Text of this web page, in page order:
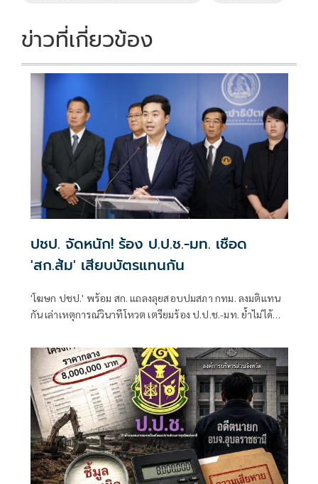
ข่าวที่เกี่ยวข้อง
ปชป. จัดหนัก! ร้อง ป.ป.ช.-มท. เชือด
'สก.ส้ม' เสียบบัตรแทนกัน
'โฆษก ปชป.' พร้อม สก. แถลงลุยสอบปมสภา กทม. ลงมติแทน
กัน เล่าเหตุการณ์วินาทีโหวต เตรียมร้อง ป.ป.ช.-มท. ย้ำไม่ได้